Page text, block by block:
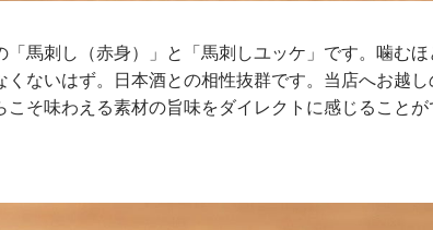
馬刺し（赤身）」と「馬刺しユッケ」です。噛むほ
ないはず。日本酒との相性抜群です。当店へお越し
そ味わえる素材の旨味をダイレクトに感じることが